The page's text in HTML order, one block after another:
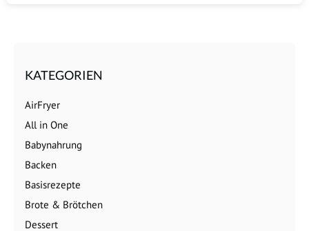
KATEGORIEN
AirFryer
All in One
Babynahrung
Backen
Basisrezepte
Brote & Brötchen
Dessert